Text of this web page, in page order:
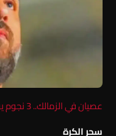
عصيان في الزمالك.. 3 نجوم يرفعون راية التمرد على جون إدوارد
سحر الكرة